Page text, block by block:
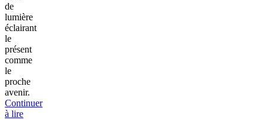
de
lumière
éclairant
le
présent
comme
le
proche
avenir.
Continuer
à lire